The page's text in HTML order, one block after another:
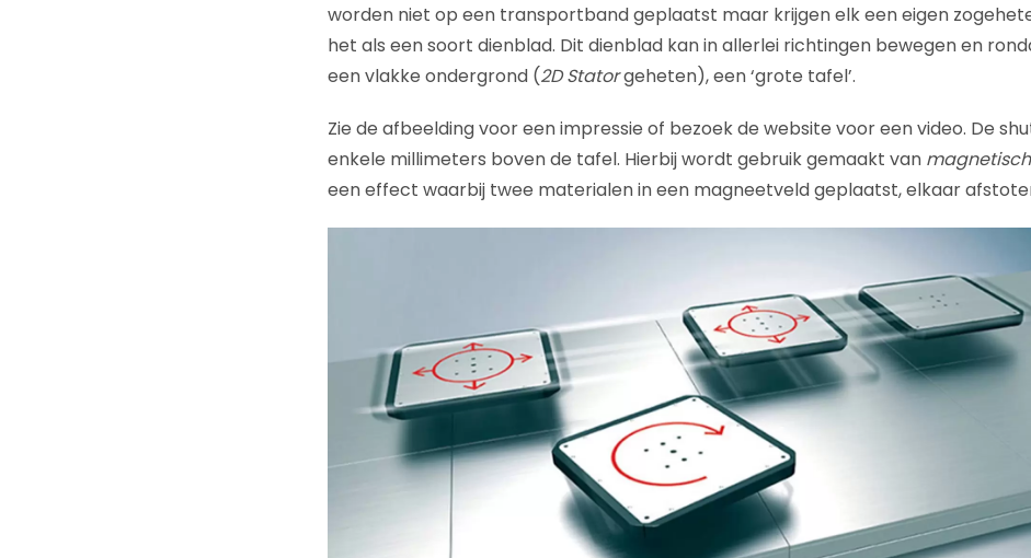
worden niet op een transportband geplaatst maar krijgen elk een eigen
het als een soort dienblad. Dit dienblad kan in allerlei richtingen bewegen en
een vlakke ondergrond (2D Statorgeheten), een ‘grote tafel’.
Zie de afbeelding voor een impressie of bezoek de website voor een video. De
enkele millimeters boven de tafel. Hierbij wordt gebruik gemaakt van
een effect waarbij twee materialen in een magneetveld geplaatst, elkaar